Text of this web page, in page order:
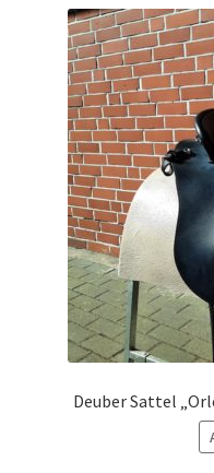
Deuber Sattel